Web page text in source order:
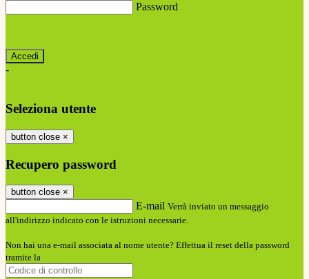
Password
-
Seleziona utente
button close ×
Recupero password
button close ×
E-mail Verrà inviato un messaggio
all'indirizzo indicato con le istruzioni necessarie.
Non hai una e-mail associata al nome utente? Effettua il reset della password
tramite la